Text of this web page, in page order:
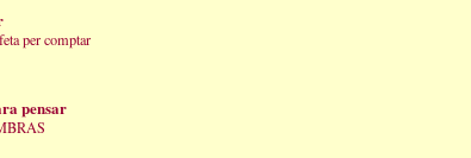
per comptar
pensar